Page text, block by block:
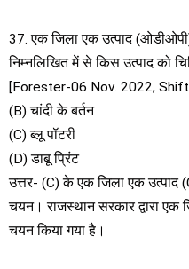
37. एक जिला एक उत्पाद
निम्नलिखित में से किस उत्पाद को
[Forester-06 Nov. 2022,
(B) चांदी के बर्तन
(C) ब्लू पॉटरी
(D) डाबू प्रिंट
उत्तर- (C) के एक जिला एक उत्पाद
चयन। राजस्थान सरकार द्वारा
चयन किया गया है।